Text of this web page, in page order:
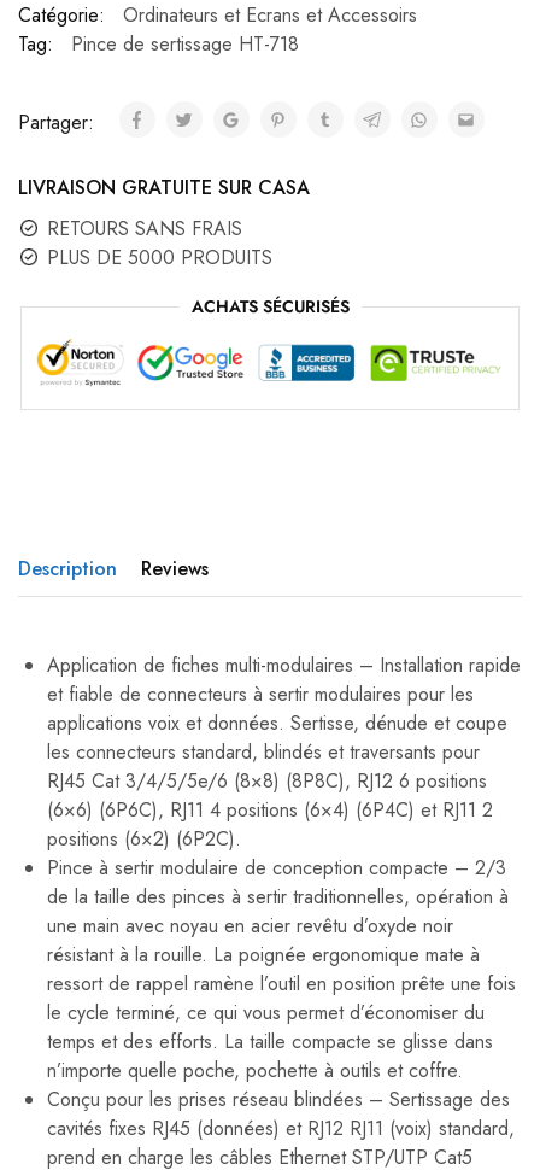
Catégorie:
Ordinateurs et Ecrans et Accessoirs
Tag:
Pince de sertissage HT-718
Partager:
LIVRAISON GRATUITE SUR CASA
RETOURS SANS FRAIS
PLUS DE 5000 PRODUITS
ACHATS SÉCURISÉS
Description Reviews
Application de fiches multi-modulaires – Installation rapide
et fiable de connecteurs à sertir modulaires pour les
applications voix et données. Sertisse, dénude et coupe
les connecteurs standard, blindés et traversants pour
RJ45 Cat 3/4/5/5e/6 (8×8) (8P8C), RJ12 6 positions
(6×6) (6P6C), RJ11 4 positions (6×4) (6P4C) et RJ11 2
positions (6×2) (6P2C).
Pince à sertir modulaire de conception compacte – 2/3
de la taille des pinces à sertir traditionnelles, opération à
une main avec noyau en acier revêtu d’oxyde noir
résistant à la rouille. La poignée ergonomique mate à
ressort de rappel ramène l’outil en position prête une fois
le cycle terminé, ce qui vous permet d’économiser du
temps et des efforts. La taille compacte se glisse dans
n’importe quelle poche, pochette à outils et coffre.
Conçu pour les prises réseau blindées – Sertissage des
cavités fixes RJ45 (données) et RJ12 RJ11 (voix) standard,
prend en charge les câbles Ethernet STP/UTP Cat5